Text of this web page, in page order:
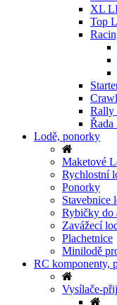
XL
Top
Rally
Řada
Lodě, ponorky
Maketové
Rychlostní
Ponorky
Stavebnice
Rybičky do
Zavážecí
Plachetnice
Minilodě
RC komponenty,
Vysílače-